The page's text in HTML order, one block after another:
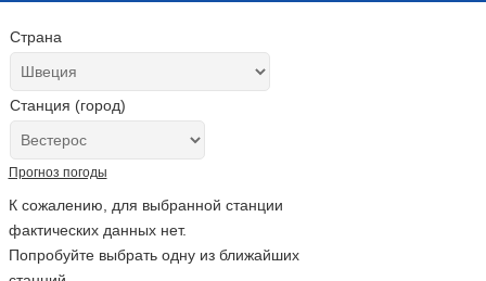
Страна
Станция (город)
Прогноз погоды
К сожалению, для выбранной станции
фактических данных нет.
Попробуйте выбрать одну из ближайших